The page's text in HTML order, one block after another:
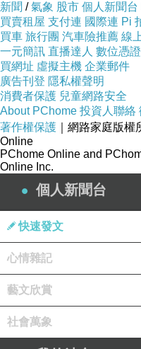
代表，只會有嘴講別
是議事不中立，請問
官員他們算什麼？我
徹頭徹尾的人格分裂
身為一個中華民國官
維持行政中立，不應
簡單的道理，賴清
嗎？真是把高雄人都
高雄人已經被民進
高雄人這麼相信民
的信任踏佇塗跤，實
人感到非常不值！
我替許崑源大哥、陳
進黨這款無血無目屎
雄朋友們，記住民
的放怹煞！
新聞 /氣象 股市 個人新聞台
買賣租屋 支付連 國際連 Pi
買車 旅行團 汽車險推薦 線
一元簡訊 直播達人 數位憑證
買網址 虛擬主機 企業郵件
廣告刊登 隱私權聲明
消費者保護 兒童網路安全
About PChome 投資人聯絡
著作權保護 ｜網路家庭版
Online
PChome Online and
Online Inc.
個人新聞台
快速發文
心情雜記
藝文欣賞
社會萬象